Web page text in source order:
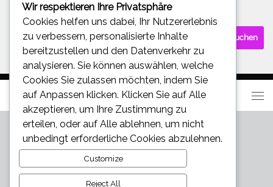
Suchen
nach:
Wir respektieren Ihre Privatsphäre
Cookies helfen uns dabei, Ihr Nutzererlebnis
zu verbessern, personalisierte Inhalte
bereitzustellen und den Datenverkehr zu
analysieren. Sie können auswählen, welche
Cookies Sie zulassen möchten, indem Sie
auf Anpassen klicken. Klicken Sie auf Alle
akzeptieren , um Ihre Zustimmung zu
erteilen, oder auf Alle ablehnen , um nicht
unbedingt erforderliche Cookies abzulehnen.
Customize
Reject All